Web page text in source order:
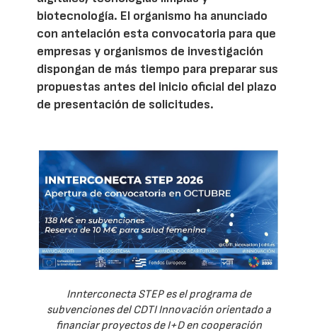
biotecnología. El organismo ha anunciado
con antelación esta convocatoria para que
empresas y organismos de investigación
dispongan de más tiempo para preparar sus
propuestas antes del inicio oficial del plazo
de presentación de solicitudes.
Innterconecta STEP es el programa de
subvenciones del CDTI Innovación orientado a
financiar proyectos de I+D en cooperación